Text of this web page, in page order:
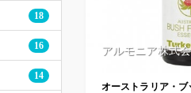
18
16
14
アルモニア株式
オーストラリア・